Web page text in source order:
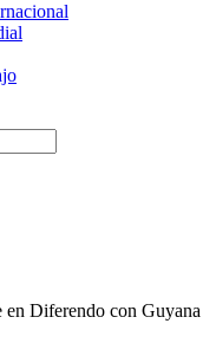
Diferendo con Guyana